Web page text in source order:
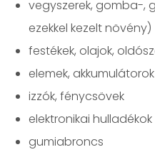
vegyszerek, gomba-,
ezekkel kezelt növény)
festékek, olajok,
elemek, akkumulátorok
izzók, fénycsövek
elektronikai hulladékok
gumiabroncs